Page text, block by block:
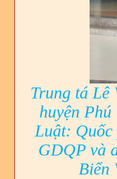
Trung tá Lê
huyện
Luật: Quốc
GDQP và
Biển